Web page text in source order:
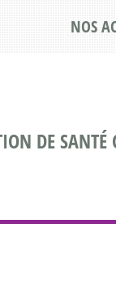
DE
NOS